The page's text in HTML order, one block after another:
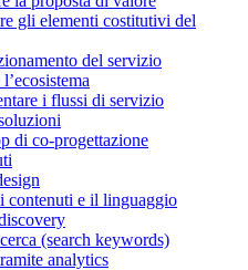
gli elementi costitutivi del
del servizio
i flussi di servizio
di co-progettazione
contenuti e il linguaggio
(search keywords)
analytics